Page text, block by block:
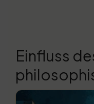
Einfluss